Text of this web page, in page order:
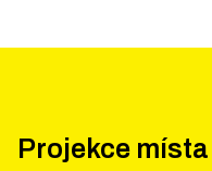
Projekce místa